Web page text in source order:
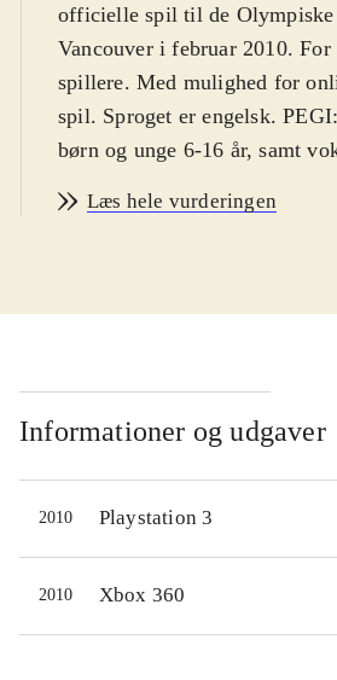
officielle spil til de Olympiske
Vancouver i februar 2010. For
spillere. Med mulighed for
spil. Sproget er engelsk.
børn og unge 6-16 år, samt
Man er hurtigt i gang med
længere konkurrencer. Der er
forskellige olympiske
primært indenfor skisport. En
sportsgrene som fx curling og
er desværre udeladt.
kan varieres, men er ret lav,
fordi kontrollen ligner
forskellige sportsgrene. Man
Læs hele vurderingen
Informationer og udgaver
2010 Playstation 3
2010 Xbox 360